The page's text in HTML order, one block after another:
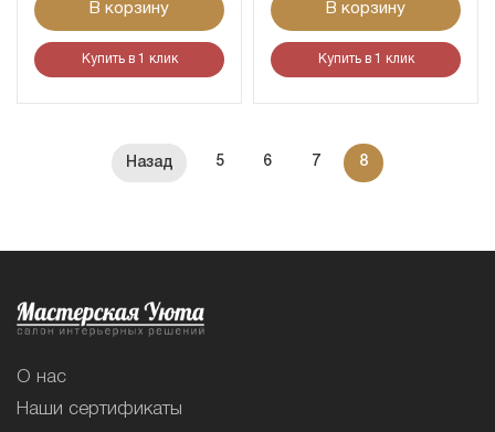
В корзину
Купить в 1 клик
В корзину
Купить в 1 клик
5 6 7 8
О нас
Наши сертификаты